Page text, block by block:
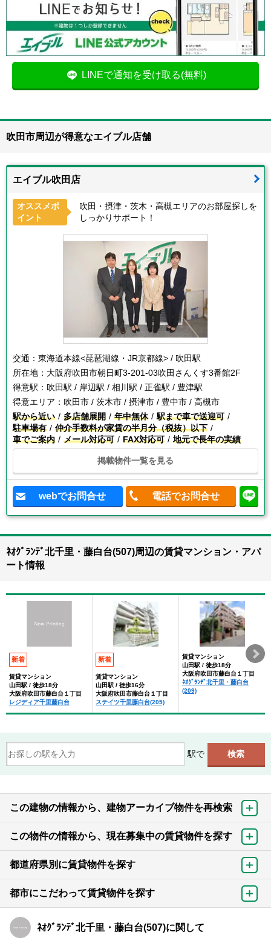
LINEで通知を受け取る(無料)
吹田市周辺が得意なエイブル店舗
エイブル吹田店
オススメポ
イント
吹田・摂津・茨木・高槻エリアのお部屋探しを
しっかりサポート！
交通： 東海道本線<琵琶湖線・JR京都線> / 吹田駅
所在地： 大阪府吹田市朝日町3-201-03吹田さんくす3番館2F
得意駅： 吹田駅 / 岸辺駅 / 相川駅 / 正雀駅 / 豊津駅
得意エリア： 吹田市 / 茨木市 / 摂津市 / 豊中市 / 高槻市
駅から近い
多店舗展開 年中無休
駅まで車で送迎可
駐車場有
仲介手数料が家賃の半月分（税抜）以下
車でご案内
メール対応可 FAX対応可 地元で長年の実績
掲載物件一覧を見る
webでお問合せ 電話でお問合せ
ﾈｵｸﾞﾗﾝﾃﾞ北千里・藤白台(507)周辺の賃貸マンション・アパ
ート情報
新着
賃貸マンション
山田駅 / 徒歩18分
大阪府吹田市藤白台１丁目
レジディア千里藤白台
新着
賃貸マンション
山田駅 / 徒歩16分
大阪府吹田市藤白台１丁目
ステイツ千里藤白台(205)
賃貸マンション
山田駅 / 徒歩18分
大阪府吹田市藤白台１丁目
ﾈｵｸﾞﾗﾝﾃﾞ北千里・藤白台
(209)
駅で
この建物の情報から、建物アーカイブ物件を再検索
この物件の情報から、現在募集中の賃貸物件を探す
都道府県別に賃貸物件を探す
都市にこだわって賃貸物件を探す
ﾈｵｸﾞﾗﾝﾃﾞ北千里・藤白台(507)に関して